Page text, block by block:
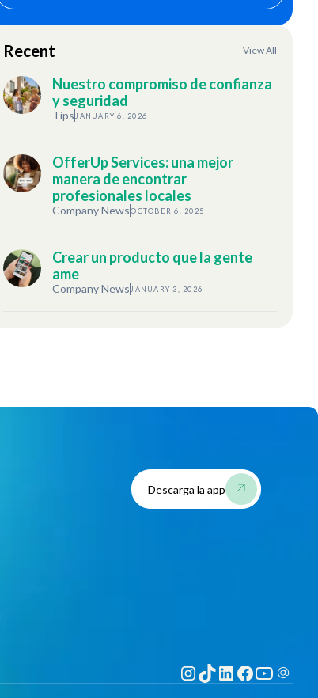
Recent View All
Nuestro compromiso de confianza
y seguridad
Tips JANUARY 6, 2026
OfferUp Services: una mejor
manera de encontrar
profesionales locales
Company News OCTOBER 6, 2025
Crear un producto que la gente
ame
Company News JANUARY 3, 2026
Descarga la app